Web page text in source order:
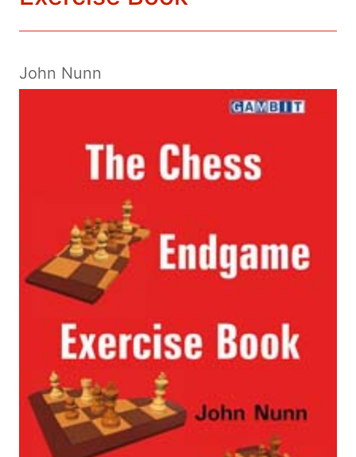
John Nunn